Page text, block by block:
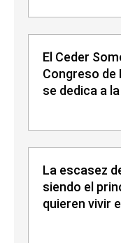
El Ceder
Congreso de
se dedica a
La escasez
siendo el
quieren vivir